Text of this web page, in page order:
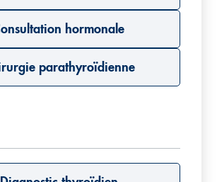
hormonale
parathyroïdienne